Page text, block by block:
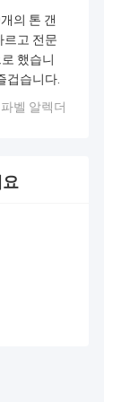
의 톤 갠
르고 전문
했습니
겁습니다.
벨 알렉더